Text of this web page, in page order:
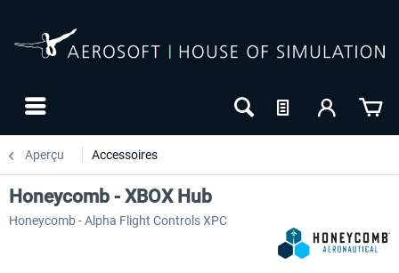
Aperçu Accessoires
Honeycomb - XBOX Hub
Honeycomb - Alpha Flight Controls XPC